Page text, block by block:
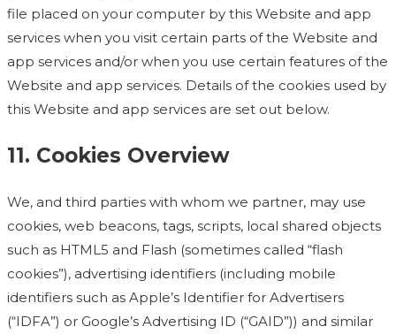
file placed on your computer by this Website and app
services when you visit certain parts of the Website and
app services and/or when you use certain features of the
Website and app services. Details of the cookies used by
this Website and app services are set out below.
11. Cookies Overview
We, and third parties with whom we partner, may use
cookies, web beacons, tags, scripts, local shared objects
such as HTML5 and Flash (sometimes called “flash
cookies”), advertising identifiers (including mobile
identifiers such as Apple’s Identifier for Advertisers
(“IDFA”) or Google’s Advertising ID (“GAID”)) and similar